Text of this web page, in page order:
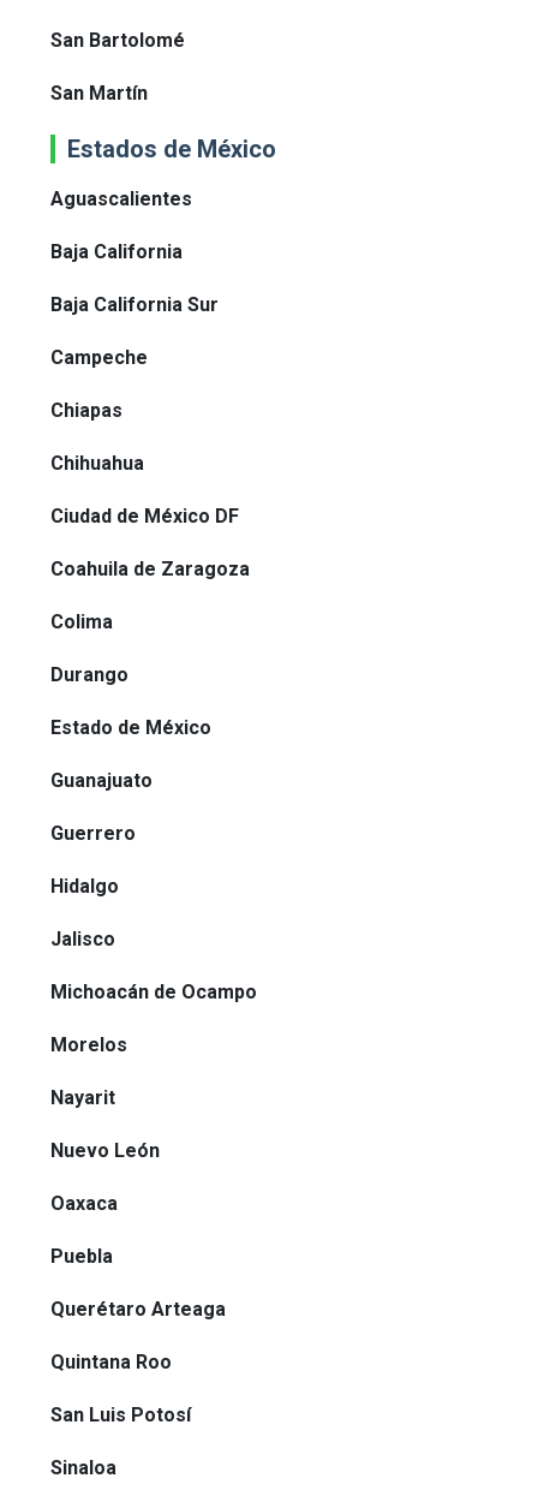
San Bartolomé
San Martín
Estados de México
Aguascalientes
Baja California
Baja California Sur
Campeche
Chiapas
Chihuahua
Ciudad de México DF
Coahuila de Zaragoza
Colima
Durango
Estado de México
Guanajuato
Guerrero
Hidalgo
Jalisco
Michoacán de Ocampo
Morelos
Nayarit
Nuevo León
Oaxaca
Puebla
Querétaro Arteaga
Quintana Roo
San Luis Potosí
Sinaloa